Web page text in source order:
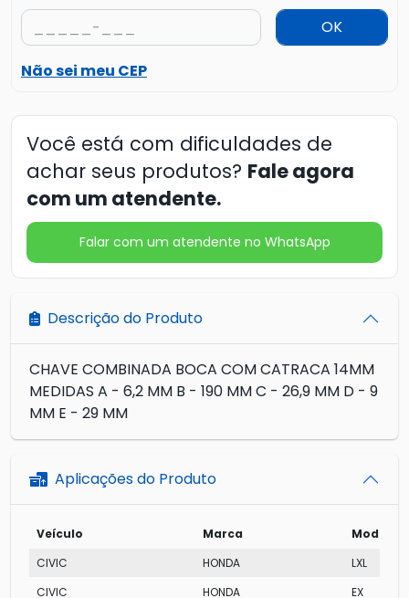
OK
Não sei meu CEP
Você está com dificuldades de
achar seus produtos? Fale agora
com um atendente.
Falar com um atendente no WhatsApp
Descrição do Produto
CHAVE COMBINADA BOCA COM CATRACA 14MM
MEDIDAS A - 6,2 MM B - 190 MM C - 26,9 MM D - 9
MM E - 29 MM
Aplicações do Produto
Veículo Marca
Modelo
CIVIC
HONDA
LXL
CIVIC
HONDA EX